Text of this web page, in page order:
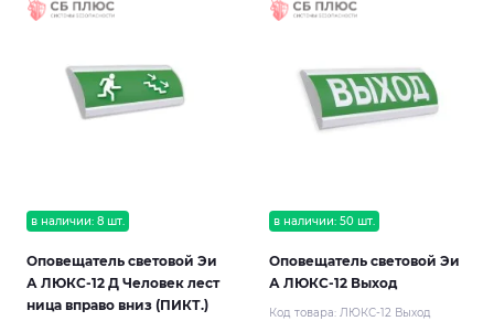
в наличии: 8 шт.
Оповещатель световой Эи
А ЛЮКС-12 Д Человек лест
ница вправо вниз (ПИКТ.)
в наличии: 50 шт.
Оповещатель световой Эи
А ЛЮКС-12 Выход
Код товара: ЛЮКС-12 Выход